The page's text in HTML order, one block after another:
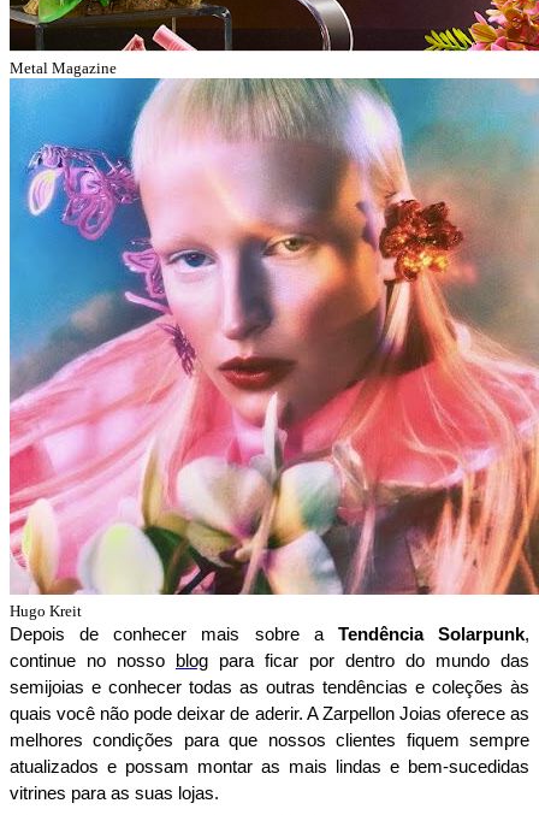
Metal Magazine
Hugo Kreit
Depois de conhecer mais sobre a Tendência Solarpunk,
continue no nosso
blog para ficar por dentro do mundo das
semijoias e conhecer todas as outras tendências e coleções às
quais você não pode deixar de aderir. A Zarpellon Joias oferece as
melhores condições para que nossos clientes fiquem sempre
atualizados e possam montar as mais lindas e bem-sucedidas
vitrines para as suas lojas.